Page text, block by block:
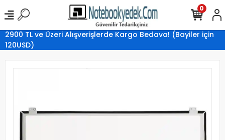
2900 TL ve Üzeri Alışverişlerde Kargo Bedava! (Bayiler için
120USD)
0